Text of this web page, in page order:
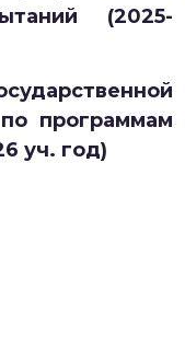
(2025-
программам
уч. год)